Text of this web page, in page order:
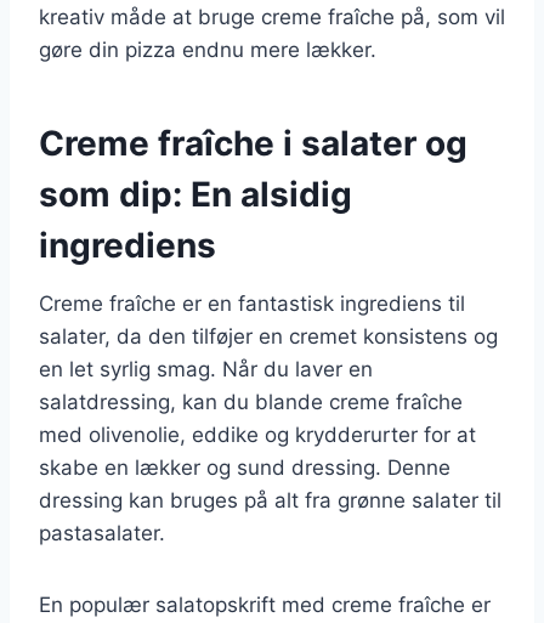
kreativ måde at bruge creme fraîche på, som vil
gøre din pizza endnu mere lækker.
Creme fraîche i salater og
som dip: En alsidig
ingrediens
Creme fraîche er en fantastisk ingrediens til
salater, da den tilføjer en cremet konsistens og
en let syrlig smag. Når du laver en
salatdressing, kan du blande creme fraîche
med olivenolie, eddike og krydderurter for at
skabe en lækker og sund dressing. Denne
dressing kan bruges på alt fra grønne salater til
pastasalater.
En populær salatopskrift med creme fraîche er